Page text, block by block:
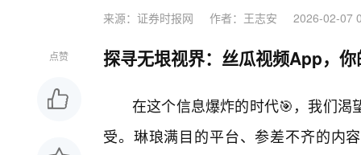
来源：证券时报网 作者：王志安 2026-02-07
点赞 探寻无垠视界：丝瓜视频App，
在这个信息爆炸的时代🎯，我们渴
受。琳琅满目的平台、参差不齐的内